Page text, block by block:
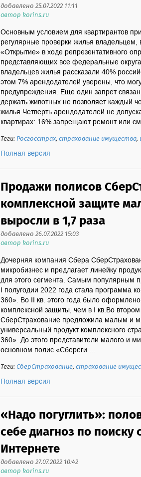
добавлено 25.07.2022 11:11
автор korins.ru
Основным условием для квартирантов
регулярные проверки жилья владельцем,
«Открытие» в ходе репрезентативного
представляющих все федеральные
владельцев жилья рассказали 40%
этом 7% арендодателей уверены, что
предупреждения. Еще один запрет
держать животных не позволяет каждый
жилья.Четверть арендодателей не
квартирах: 16% запрещают ремонт или
Теги:Росгосстрах,страхование имущества,
Полная версия
Продажи полисов
комплексной защите
выросли в 1,7 раза
добавлено 26.07.2022 15:03
автор korins.ru
Дочерняя компания Сбера
микробизнес и предлагает линейку
для этого сегмента. Самым популярным
I полугодии 2022 года стала программа
360». Во II кв. этого года было
комплексной защиты, чем в I кв.Во
СберСтрахование предложила малым и
универсальный продукт комплексного
360». До этого представители малого и
основном полис «Сбереги ...
Теги:СберСтрахование,страхование
Полная версия
«Надо погуглить»:
себе диагноз по поиску
Интернете
добавлено 27.07.2022 10:42
автор korins.ru